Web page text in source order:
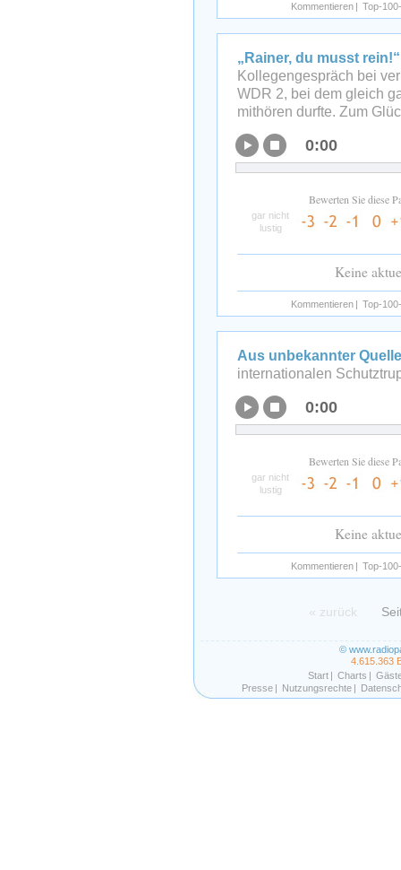
Kommentieren | Top-
„Rainer, du musst
Kollegengespräch bei
WDR 2, bei dem gleich
mithören durfte. Zum
0:00
Bewerten Sie diese
gar nicht
lustig
Keine
Kommentieren | Top-
Aus unbekannter
internationalen
0:00
Bewerten Sie diese
gar nicht
lustig
Keine
Kommentieren | Top-
« zurück
©
4.615.363
Start | Charts |
Presse | Nutzungsrechte |